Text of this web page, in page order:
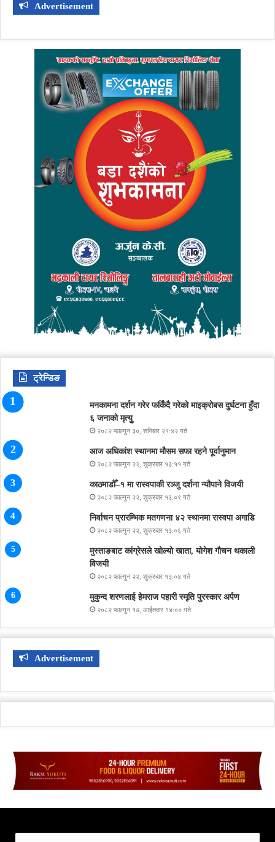
Advertisement
ट्रेन्डिङ
मनकामना दर्शन गरेर फर्किंदै गरेको माइक्रोबस दुर्घटना हुँदा
६ जनाको मृत्युु
२०८२ फाल्गुन ३०, शनिबार २१:४२ गते
आज अधिकांश स्थानमा मौसम सफा रहने पूर्वानुमान
२०८२ फाल्गुन २२, शुक्रबार १३:११ गते
काठमाडौँ–१ मा रास्वपाकी रञ्जु दर्शना न्यौपाने विजयी
२०८२ फाल्गुन २२, शुक्रबार १३:०९ गते
निर्वाचन प्रारम्भिक मतगणना ४२ स्थानमा रास्वपा अगाडि
२०८२ फाल्गुन २२, शुक्रबार १३:०६ गते
मुस्ताङबाट कांग्रेसले खोल्यो खाता, योगेश गौचन थकाली
विजयी
२०८२ फाल्गुन २२, शुक्रबार १३:०४ गते
मुकुन्द शरणलाई हेमराज पहारी स्मृति पुरस्कार अर्पण
२०८२ फाल्गुन १७, आईतवार १४:०० गते
Advertisement